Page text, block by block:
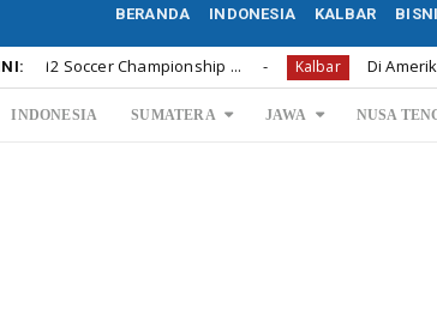
BERANDA INDONESIA KALBAR
Championship ... Kalbar Di Amerika Anak
INDONESIA SUMATERA JAWA NUSA